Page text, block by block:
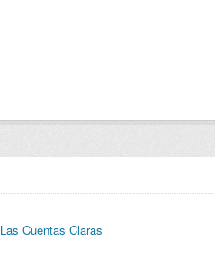
Las Cuentas Claras